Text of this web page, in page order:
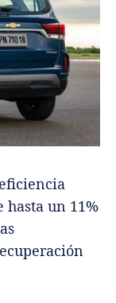
hasta un 11%